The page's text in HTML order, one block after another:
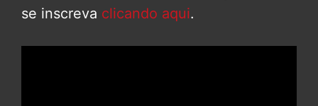
se inscreva clicando aqui.